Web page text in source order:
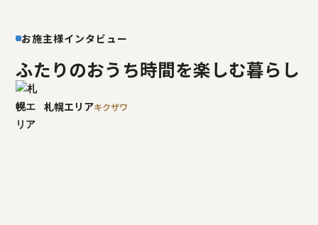
札幌(石狩･空知･後志)版
函館(渡島･檜山)版
帯広(十勝)版
北見(オホーツク)版
お施主様インタビュー
ふたりのおうち時間を楽しむ暮らし
札幌エリアキクザワ